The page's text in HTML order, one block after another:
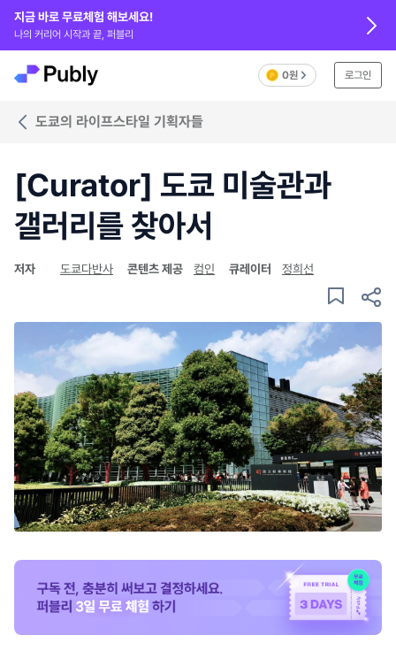
지금 바로 무료체험 해보세요!
나의 커리어 시작과 끝, 퍼블리
0원 로그인
도쿄의 라이프스타일 기획자들
[Curator] 도쿄 미술관과
갤러리를 찾아서
저자 도쿄다반사 콘텐츠 제공 컴인 큐레이터 정희선